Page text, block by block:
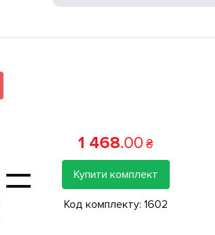
=
1 468.00 ₴
Купити комплект
Код комплекту: 1602